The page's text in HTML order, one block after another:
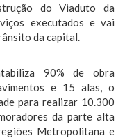
do Viaduto da
executados e vai
da capital.
90% de obra
e 15 alas, o
para realizar 10.300
da parte alta
Metropolitana e